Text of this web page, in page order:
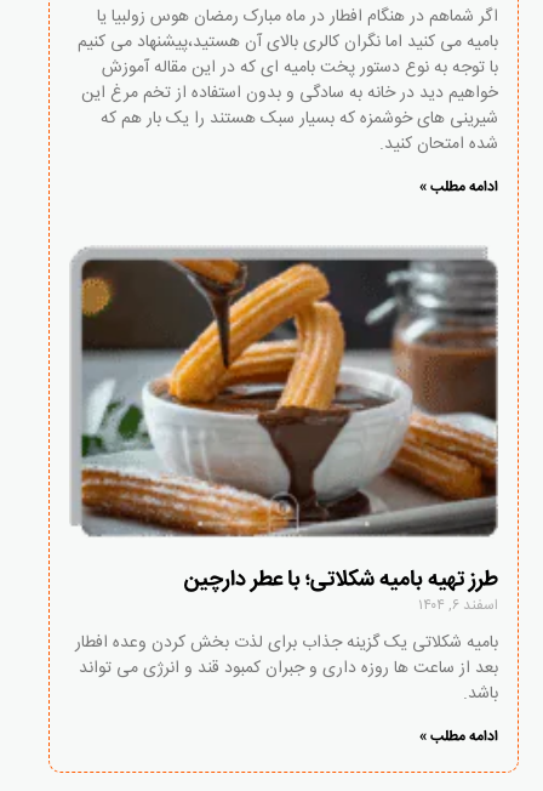
اگر شماهم در هنگام افطار در ماه مبارک رمضان هوس زولبیا یا
بامیه می کنید اما نگران کالری بالای آن هستید،پیشنهاد می کنیم
با توجه به نوع دستور پخت بامیه ای که در این مقاله آموزش
خواهیم دید در خانه به سادگی و بدون استفاده از تخم مرغ این
شیرینی های خوشمزه که بسیار سبک هستند را یک بار هم که
شده امتحان کنید.
ادامه مطلب »
طرز تهیه بامیه شکلاتی؛ با عطر دارچین
اسفند ۶, ۱۴۰۴
بامیه شکلاتی یک گزینه جذاب برای لذت بخش کردن وعده افطار
بعد از ساعت ها روزه داری و جبران کمبود قند و انرژی می تواند
باشد.
ادامه مطلب »